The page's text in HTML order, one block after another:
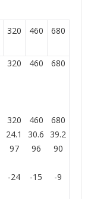
320 460 680
320 460 680
320 460
680
24.1 30.6
39.2
97 96 90
-24 -15 -9